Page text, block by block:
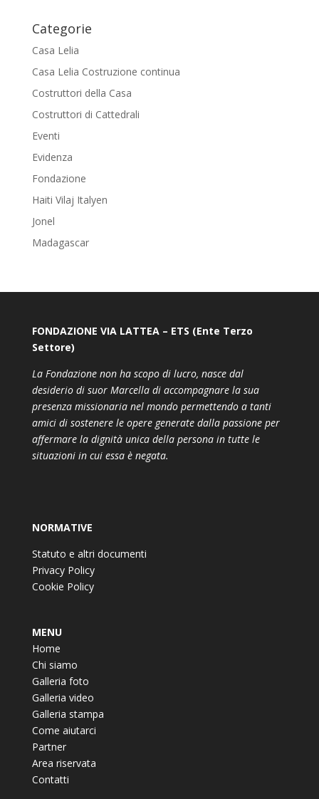
Categorie
Casa Lelia
Casa Lelia Costruzione continua
Costruttori della Casa
Costruttori di Cattedrali
Eventi
Evidenza
Fondazione
Haiti Vilaj Italyen
Jonel
Madagascar
FONDAZIONE VIA LATTEA – ETS (Ente Terzo
Settore)
La Fondazione non ha scopo di lucro, nasce dal
desiderio di suor Marcella di accompagnare la sua
presenza missionaria nel mondo permettendo a tanti
amici di sostenere le opere generate dalla passione per
affermare la dignità unica della persona in tutte le
situazioni in cui essa è negata.
NORMATIVE
Statuto e altri documenti
Privacy Policy
Cookie Policy
MENU
Home
Chi siamo
Galleria foto
Galleria video
Galleria stampa
Come aiutarci
Partner
Area riservata
Contatti